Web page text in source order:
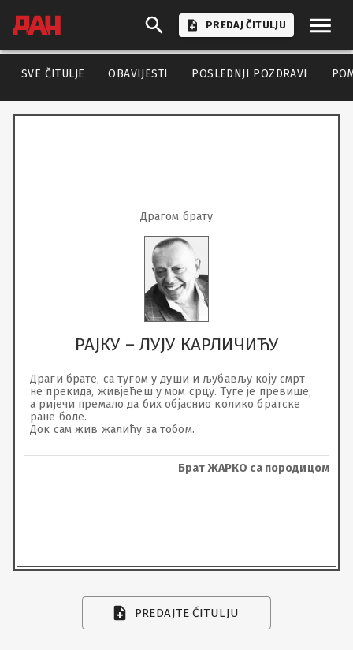
PREDAJ ČITULJU
SVE ČITULJE OBAVIJESTI POSLEDNJI POZDRAVI
Драгом брату
РАЈКУ – ЛУЈУ КАРЛИЧИЋУ
Драги брате, са тугом у души и љубављу коју смрт
не прекида, живјећеш у мом срцу. Туге је превише,
а ријечи премало да бих објаснио колико братске
ране боле.
Док сам жив жалићу за тобом.
Брат ЖАРКО са породицом
PREDAJTE ČITULJU